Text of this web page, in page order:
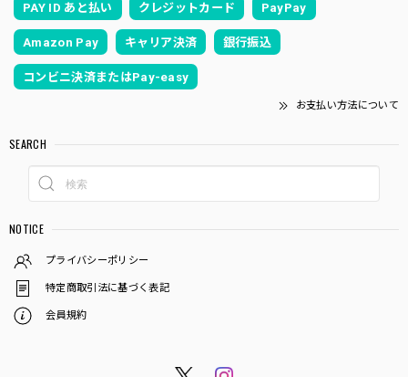
PAY ID あと払い クレジットカード PayPay
Amazon Pay キャリア決済 銀行振込
コンビニ決済またはPay-easy
お支払い方法について
SEARCH
NOTICE
プライバシーポリシー
特定商取引法に基づく表記
会員規約